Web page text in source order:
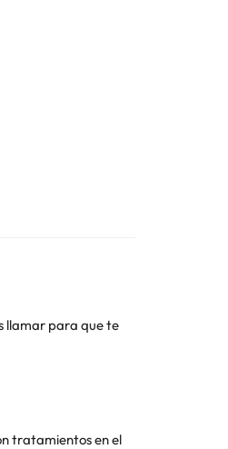
llamar para que te
tratamientos en el